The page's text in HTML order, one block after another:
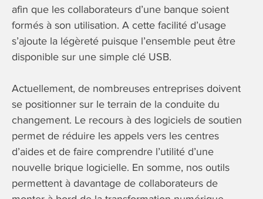
afin que les collaborateurs d’une banque soient
formés à son utilisation. A cette facilité d’usage
s’ajoute la légèreté puisque l’ensemble peut être
disponible sur une simple clé USB.
Actuellement, de nombreuses entreprises doivent
se positionner sur le terrain de la conduite du
changement. Le recours à des logiciels de soutien
permet de réduire les appels vers les centres
d’aides et de faire comprendre l’utilité d’une
nouvelle brique logicielle. En somme, nos outils
permettent à davantage de collaborateurs de